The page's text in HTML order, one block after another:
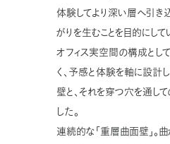
体験してより深い層へ引き
がりを生むことを目的にして
オフィス実空間の構成とし
く、予感と体験を軸に設計
壁と、それを穿つ穴を通し
した。
連続的な「重層曲面壁」。